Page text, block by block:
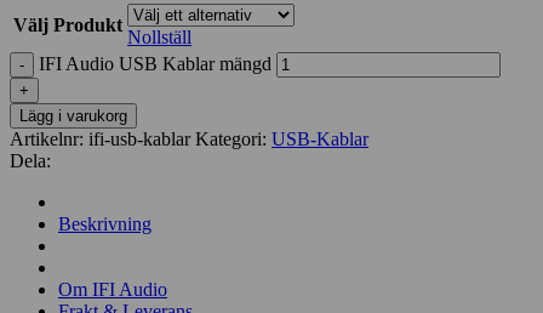
Välj Produkt
Nollställ
IFI Audio USB Kablar mängd
Lägg i varukorg
Artikelnr: ifi-usb-kablarKategori: USB-Kablar
Dela:
Beskrivning
Om IFI Audio